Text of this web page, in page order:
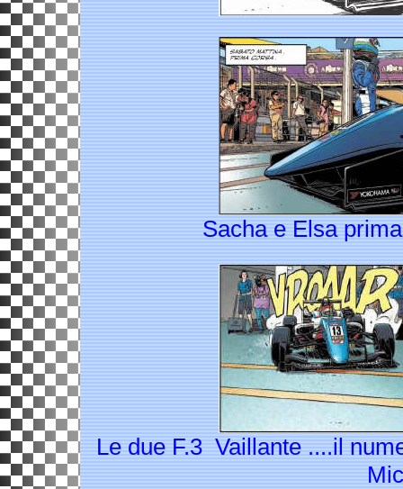
Sacha e Elsa
Le due F.3 Vaillante ....il